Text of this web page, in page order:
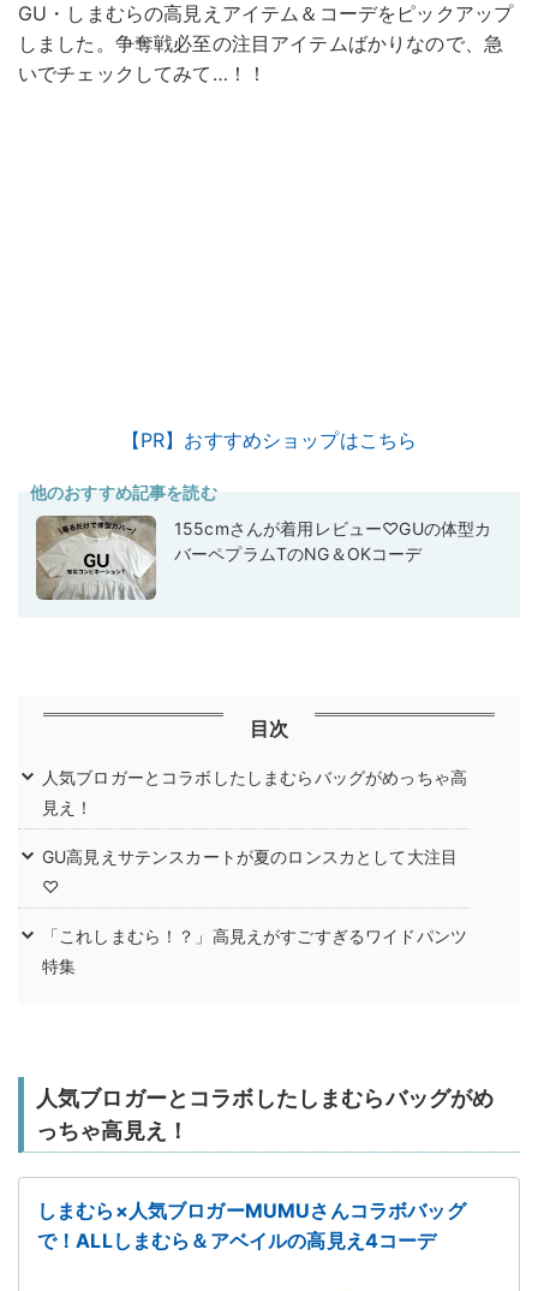
GU・しまむらの高見えアイテム＆コーデをピックアップ
しました。争奪戦必至の注目アイテムばかりなので、急
いでチェックしてみて…！！
【PR】おすすめショップはこちら
他のおすすめ記事を読む
155cmさんが着用レビュー♡GUの体型カ
バーペプラムTのNG＆OKコーデ
目次
人気ブロガーとコラボしたしまむらバッグがめっちゃ高
見え！
GU高見えサテンスカートが夏のロンスカとして大注目
♡
「これしまむら！？」高見えがすごすぎるワイドパンツ
特集
人気ブロガーとコラボしたしまむらバッグがめ
っちゃ高見え！
しまむら×人気ブロガーMUMUさんコラボバッグ
で！ALLしまむら＆アベイルの高見え4コーデ